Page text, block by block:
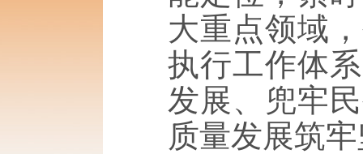
大重点领域
执行工作体
发展、兜牢
质量发展筑